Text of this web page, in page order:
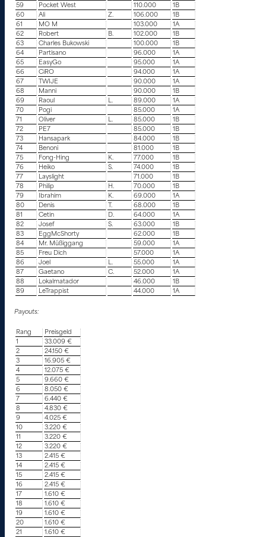
59
Pocket West 110.000
1B
60
Ali Z. 106.000
1B
61
MO M 103.000
1A
62
Robert B. 102.000
1B
63
Charles Bukowski 100.000
1B
64
Partisano 96.000
1A
65
EasyGo 95.000
1A
66
CiRO 94.000
1A
67
TWIJE 90.000
1A
68
Manni 90.000
1B
69
Raoul L. 89.000
1A
70
Pogi 85.000
1A
71
Oliver L. 85.000
1B
72
PE7 85.000
1B
73
Hansapark 84.000
1B
74
Benoni 81.000
1B
75
Fong-Hing K. 77.000
1B
76
Heiko S. 74.000
1B
77
Layslight 71.000
1B
78
Philip H. 70.000
1B
79
Ibrahim K. 69.000
1A
80
Denis T. 68.000
1B
81
Cetin D. 64.000
1A
82
Josef S. 63.000
1B
83
EggMcShorty 62.000
1B
84
Mr. Müßiggang 59.000
1A
85
Freu Dich 57.000
1A
86
Joel L. 55.000
1A
87
Gaetano C. 52.000
1A
88
Lokalmatador 46.000
1B
89
LeTrappist 44.000 1A
Payouts:
Rang
Preisgeld
1
33.009 €
2
24.150 €
3
16.905 €
4
12.075 €
5
9.660 €
6
8.050 €
7
6.440 €
8
4.830 €
9
4.025 €
10
3.220 €
11
3.220 €
12
3.220 €
13
2.415 €
14
2.415 €
15
2.415 €
16
2.415 €
17
1.610 €
18
1.610 €
19
1.610 €
20
1.610 €
21
1.610 €